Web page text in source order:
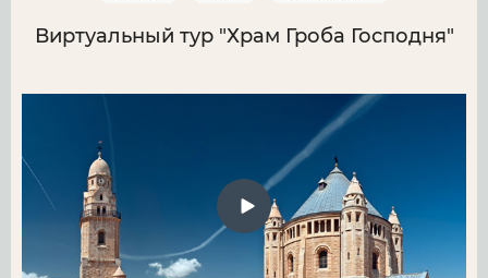
Виртуальный тур "Храм Гроба Господня"